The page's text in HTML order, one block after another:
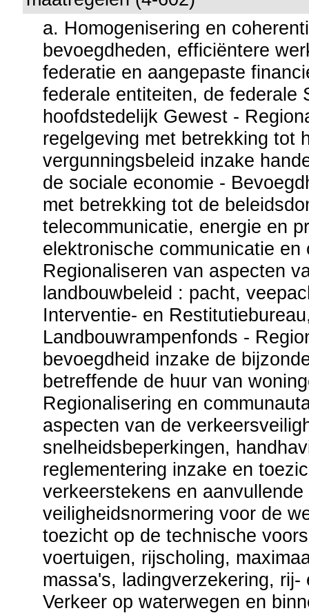
a. Homogenisering en
bevoegdheden, efficiëntere
federatie en aangepaste
federale entiteiten, de federale
hoofdstedelijk Gewest -
regelgeving met betrekking tot
vergunningsbeleid inzake
de sociale economie -
met betrekking tot de
telecommunicatie, energie en
elektronische communicatie en
Regionaliseren van aspecten
landbouwbeleid : pacht,
Interventie- en
Landbouwrampenfonds -
bevoegdheid inzake de
betreffende de huur van
Regionalisering en
aspecten van de
snelheidsbeperkingen,
reglementering inzake en
verkeerstekens en
veiligheidsnormering voor de
toezicht op de technische
voertuigen, rijscholing,
massa's, ladingverzekering, rij-
Verkeer op waterwegen en